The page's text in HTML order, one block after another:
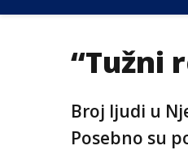
“Tužni
Broj ljudi u
Posebno su